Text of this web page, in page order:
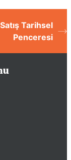
Tarihsel
Penceresi